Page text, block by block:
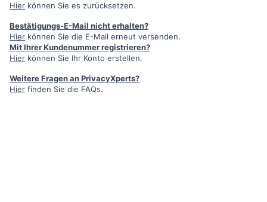
Hier können Sie es zurücksetzen.
Bestätigungs-E-Mail nicht erhalten?
Hier können Sie die E-Mail erneut versenden.
Mit Ihrer Kundenummer registrieren?
Hier können Sie Ihr Konto erstellen.
Weitere Fragen an PrivacyXperts?
Hier finden Sie die FAQs.